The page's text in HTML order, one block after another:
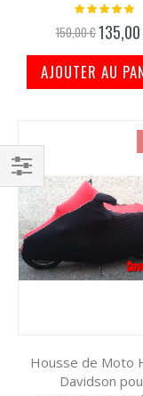
Notation:
150,00 € Prix
spécial
AJOUTER AU
Housse de Moto
Davidson
Filtrer
par